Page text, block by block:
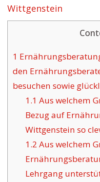
Wittgenstein
1
den
besuchen sowie
1.1 Aus welchem
Bezug auf
Wittgenstein so
1.2 Aus welchem
Lehrgang